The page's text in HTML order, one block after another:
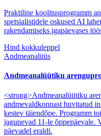
Praktiline koolitusprogramm
spetsialistidele oskused AI
rakendamiseks igapäevases
Hind kokkuleppel
Andmeanalüüs
Andmeanalüütiku
<strong>Andmeanalüütiku
andmevaldkonnast huvitatud
kestev täiendõpe. Programm
jagunevad 11-le õppepäevale.
päevadel eraldi.